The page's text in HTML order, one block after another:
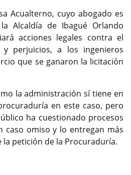
Acualterno, cuyo abogado es
Alcaldía de Ibagué Orlando
acciones legales contra el
perjuicios, a los ingenieros
que se ganaron la licitación
la administración sí tiene en
en este caso, pero
ha cuestionado procesos
caso omiso y lo entregan más
petición de la Procuraduría.